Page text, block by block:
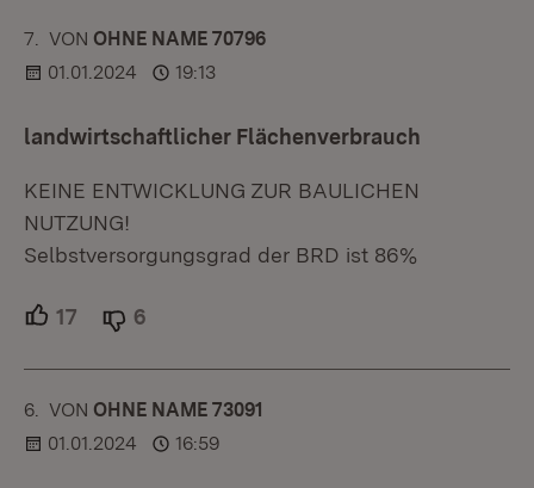
7. KOMMENTAR
VON :OHNE NAME 70796
01.01.2024
19:13
landwirtschaftlicher Flächenverbrauch
KEINE ENTWICKLUNG ZUR BAULICHEN
NUTZUNG!
Selbstversorgungsgrad der BRD ist 86%
17 Unterstützer.
6
6. KOMMENTAR
VON :OHNE NAME 73091
01.01.2024
16:59